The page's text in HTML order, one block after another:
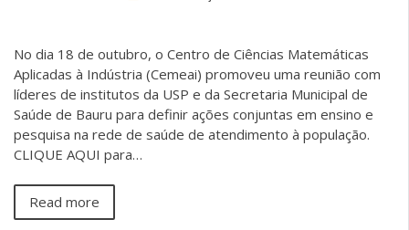
No dia 18 de outubro, o Centro de Ciências Matemáticas
Aplicadas à Indústria (Cemeai) promoveu uma reunião com
líderes de institutos da USP e da Secretaria Municipal de
Saúde de Bauru para definir ações conjuntas em ensino e
pesquisa na rede de saúde de atendimento à população.
CLIQUE AQUI para…
Read more